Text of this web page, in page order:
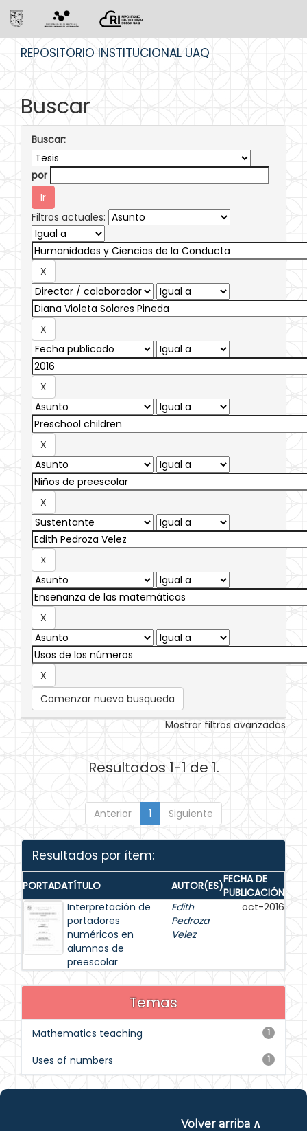
REPOSITORIO INSTITUCIONAL UAQ
Buscar
Buscar:
por
Filtros actuales:
Comenzar nueva busqueda
Mostrar filtros avanzados
Resultados 1-1 de 1.
Anterior 1 Siguiente
Resultados por ítem:
PORTADATÍTULO AUTOR(ES)FECHA DE
PUBLICACIÓN
Interpretación de
portadores
numéricos en
alumnos de
preescolar
Edith
Pedroza
Velez
oct-2016
Temas
1
Mathematics teaching
1
Uses of numbers
Volver arriba ∧